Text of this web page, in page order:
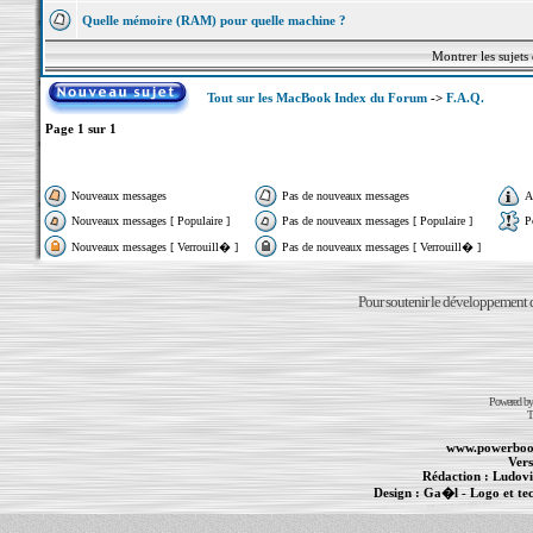
Quelle mémoire (RAM) pour quelle machine ?
Montrer les
Tout sur les MacBook Index du Forum-> F.A.Q.
Page 1 sur 1
Nouveaux messages Pas de nouveaux messages
Nouveaux messages [ Populaire ]
Pas de nouveaux messages [ Populaire ]
Nouveaux messages [ Verrouill� ]
Pas de nouveaux messages [ Verrouill� ]
Pour soutenir le développement
Powered
Rédaction :
Design : Ga�l- Logo et
Informations :